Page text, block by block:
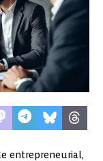
entrepreneurial,